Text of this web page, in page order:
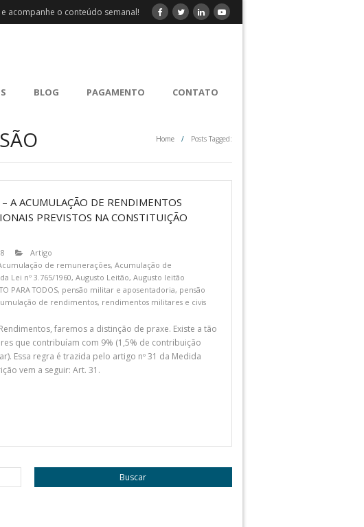
e acompanhe o conteúdo semanal!
BLOG PAGAMENTO CONTATO
Home / Posts Tagged:
ACUMULAÇÃO DE RENDIMENTOS
PREVISTOS NA CONSTITUIÇÃO
Artigo
de remunerações, Acumulação de
Lei nº 3.765/1960, Augusto Leitão, Augusto leitão
PARA TODOS, pensão militar e aposentadoria, pensão
de rendimentos, rendimentos militares e civis
faremos a distinção de praxe. Existe a tão
que contribuíam com 9% (1,5% de contribuição
Essa regra é trazida pelo artigo nº 31 da Medida
vem a seguir: Art. 31.